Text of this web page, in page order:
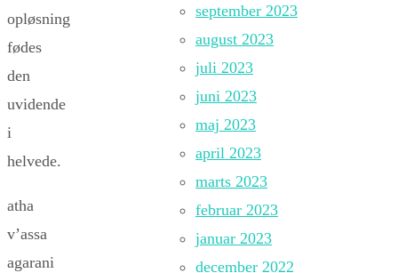
opløsning
fødes
den
uvidende
i
helvede.
atha
v’assa
agarani
september 2023
august 2023
juli 2023
juni 2023
maj 2023
april 2023
marts 2023
februar 2023
januar 2023
december 2022